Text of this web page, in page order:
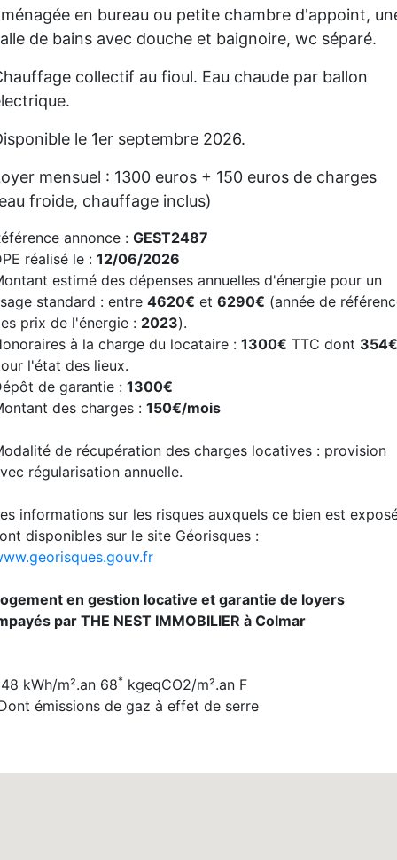
en bureau ou petite chambre d'appoint,
de bains avec douche et baignoire, wc séparé.
collectif au fioul. Eau chaude par ballon
le 1er septembre 2026.
mensuel : 1300 euros + 150 euros de charges
froide, chauffage inclus)
annonce :GEST2487
réalisé le :12/06/2026
estimé des dépenses annuelles d'énergie pour un
standard : entre4620€ et6290€ (année de
prix de l'énergie : 2023).
à la charge du locataire :1300€ TTC dont
l'état des lieux.
de garantie :1300€
des charges :150€/mois
de récupération des charges locatives : provision
régularisation annuelle.
informations sur les risques auxquels ce bien est
disponibles sur le site Géorisques :
en gestion locative et garantie de loyers
par THE NEST IMMOBILIER à Colmar
kWh/m².an 68* kgeqCO2/m².an F
émissions de gaz à effet de serre